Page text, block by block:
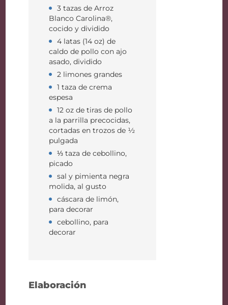
3 tazas de Arroz
Blanco Carolina®,
cocido y dividido
4 latas (14 oz) de
caldo de pollo con ajo
asado, dividido
2 limones grandes
1 taza de crema
espesa
12 oz de tiras de pollo
a la parrilla precocidas,
cortadas en trozos de ½
pulgada
⅓ taza de cebollino,
picado
sal y pimienta negra
molida, al gusto
cáscara de limón,
para decorar
cebollino, para
decorar
Elaboración